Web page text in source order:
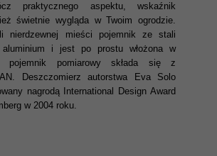
praktycznego aspektu, wskaźnik
świetnie wygląda w Twoim ogrodzie.
nierdzewnej mieści pojemnik ze stali
aluminium i jest po prostu włożona w
pojemnik pomiarowy składa się z
Deszczomierz autorstwa Eva Solo
nagrodą International Design Award
w 2004 roku.